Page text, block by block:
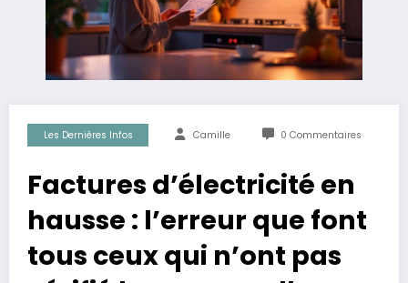
Les Dernières Infos Camille 0 Commentaires
Factures d’électricité en
hausse : l’erreur que font
tous ceux qui n’ont pas